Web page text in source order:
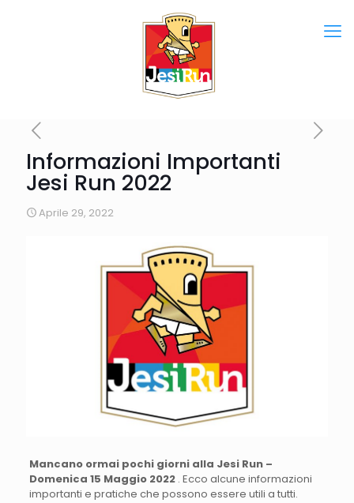
Informazioni Importanti
Jesi Run 2022
Aprile 29, 2022
Mancano ormai pochi giorni alla Jesi Run –
Domenica 15 Maggio 2022. Ecco alcune informazioni
importanti e pratiche che possono essere utili a tutti.